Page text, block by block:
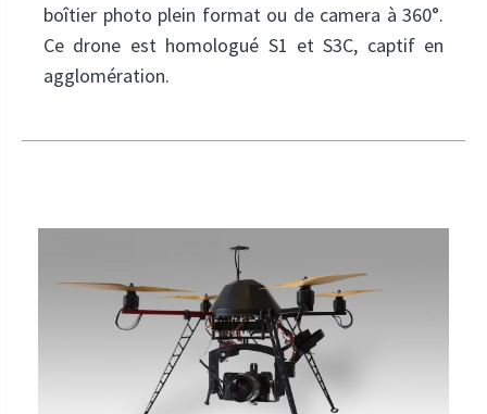
boîtier photo plein format ou de camera à 360°.
Ce drone est homologué S1 et S3C, captif en
agglomération.